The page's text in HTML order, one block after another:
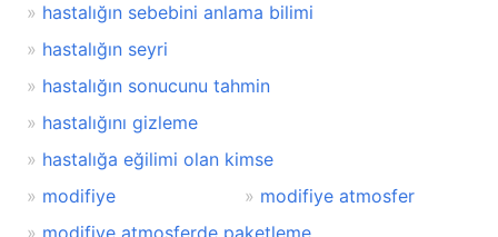
hastalığın sebebini anlama bilimi
hastalığın seyri
hastalığın sonucunu tahmin
hastalığını gizleme
hastalığa eğilimi olan kimse
modifiye
modifiye atmosfer